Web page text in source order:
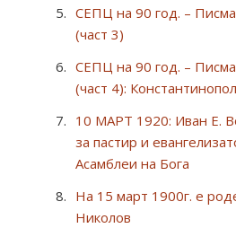
СЕПЦ на 90 год. –
(част 3)
СЕПЦ на 90 год. –
(част 4): Константинопол
10 МАРТ 1920: Иван Е.
за пастир и
Асамблеи на Бога
На 15 март 1900г. е
Николов